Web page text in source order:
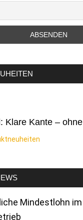
Klare Kante –